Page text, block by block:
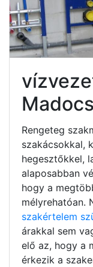
Rengeteg
szakácsokkal,
hegesztőkkel,
alaposabban
hogy a
mélyrehatóan.
szakértelem
árakkal sem
elő az, hogy a
érkezik a